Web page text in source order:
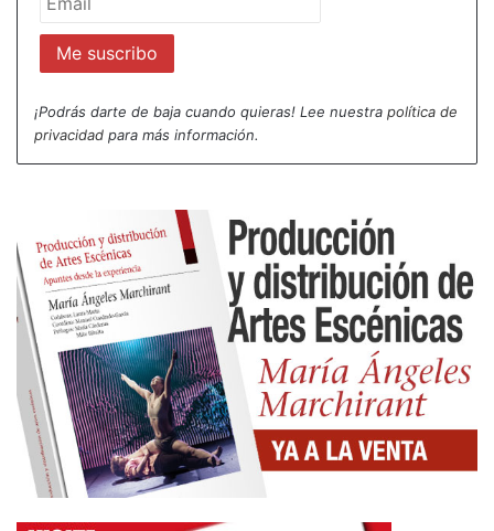
¡Podrás darte de baja cuando quieras! Lee nuestra política de
privacidad para más información.